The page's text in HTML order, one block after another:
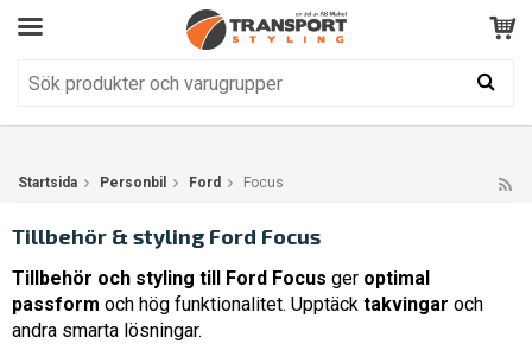
Kundservice
Startsida Personbil Ford Focus
Tillbehör & styling Ford Focus
Tillbehör och styling till Ford Focus ger optimal
passform och hög funktionalitet. Upptäck takvingar och
andra smarta lösningar.